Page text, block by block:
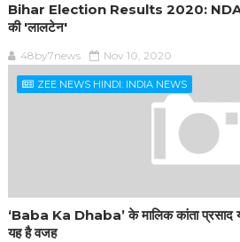
Bihar Election Results 2020: NDA ने
की 'लालटेन'
48by7news Nov 10, 2020
ZEE NEWS HINDI: INDIA NEWS
‘Baba Ka Dhaba’ के मालिक कांता प्रसाद
यह है वजह